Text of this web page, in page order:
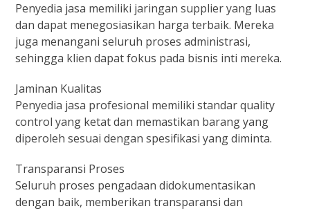
Penyedia jasa memiliki jaringan supplier yang luas
dan dapat menegosiasikan harga terbaik. Mereka
juga menangani seluruh proses administrasi,
sehingga klien dapat fokus pada bisnis inti mereka.
Jaminan Kualitas
Penyedia jasa profesional memiliki standar quality
control yang ketat dan memastikan barang yang
diperoleh sesuai dengan spesifikasi yang diminta.
Transparansi Proses
Seluruh proses pengadaan didokumentasikan
dengan baik, memberikan transparansi dan